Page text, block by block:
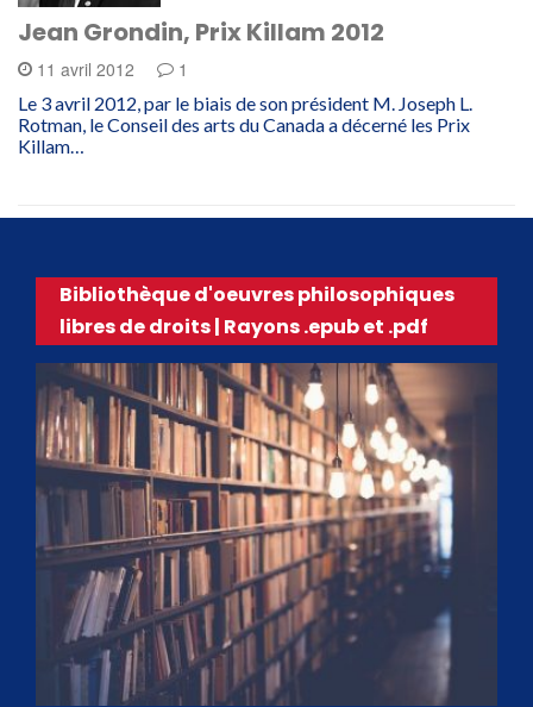
Jean Grondin, Prix Killam 2012
11 avril 2012 1
Le 3 avril 2012, par le biais de son président M. Joseph L.
Rotman, le Conseil des arts du Canada a décerné les Prix
Killam…
Bibliothèque d'oeuvres philosophiques
libres de droits | Rayons .epub et .pdf